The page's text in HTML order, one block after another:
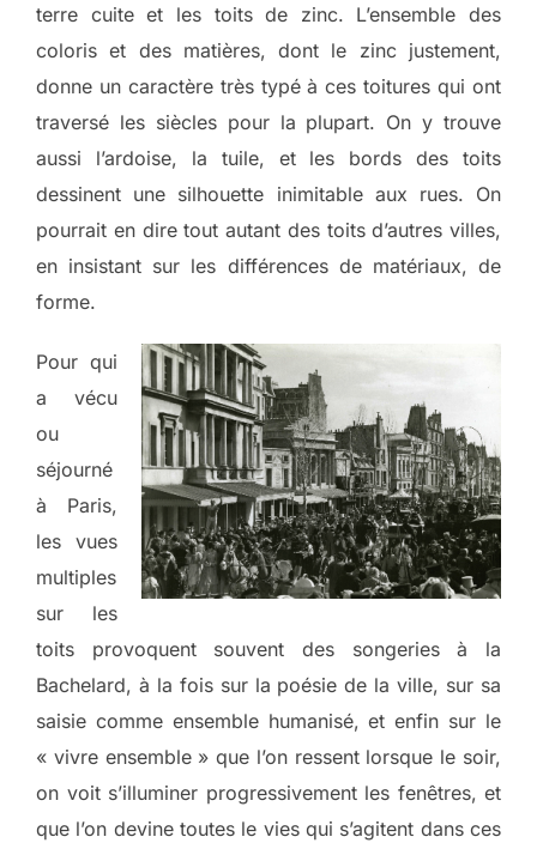
terre cuite et les toits de zinc. L’ensemble des
coloris et des matières, dont le zinc justement,
donne un caractère très typé à ces toitures qui ont
traversé les siècles pour la plupart. On y trouve
aussi l’ardoise, la tuile, et les bords des toits
dessinent une silhouette inimitable aux rues. On
pourrait en dire tout autant des toits d’autres villes,
en insistant sur les différences de matériaux, de
forme.
Pour qui
a vécu
ou
séjourné
à Paris,
les vues
multiples
sur les
toits provoquent souvent des songeries à la
Bachelard, à la fois sur la poésie de la ville, sur sa
saisie comme ensemble humanisé, et enfin sur le
« vivre ensemble » que l’on ressent lorsque le soir,
on voit s’illuminer progressivement les fenêtres, et
que l’on devine toutes le vies qui s’agitent dans ces